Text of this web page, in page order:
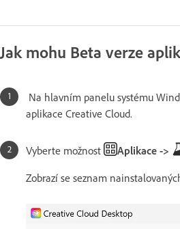
Jak mohu Beta verze
Na hlavním panelu systému
aplikace Creative Cloud.
Vyberte možnost Aplikace ->
Zobrazí se seznam